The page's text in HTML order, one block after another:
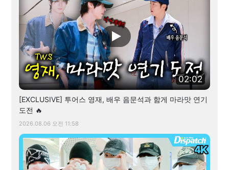
02:02
[EXCLUSIVE] 투어스 영재, 배우 음문석과 함게 마라맛 연기
도전 🔥
2026.08.06 오전 11:58